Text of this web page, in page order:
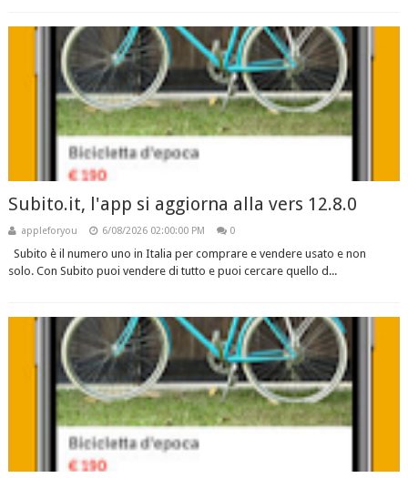
Subito.it, l'app si aggiorna alla vers 12.8.0
appleforyou 6/08/2026 02:00:00 PM 0
Subito è il numero uno in Italia per comprare e vendere usato e non
solo. Con Subito puoi vendere di tutto e puoi cercare quello d...